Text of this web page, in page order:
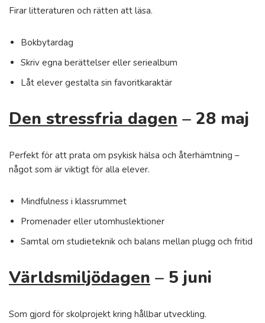
Firar litteraturen och rätten att läsa.
Bokbytardag
Skriv egna berättelser eller seriealbum
Låt elever gestalta sin favoritkaraktär
Den stressfria dagen – 28 maj
Perfekt för att prata om psykisk hälsa och återhämtning –
något som är viktigt för alla elever.
Mindfulness i klassrummet
Promenader eller utomhuslektioner
Samtal om studieteknik och balans mellan plugg och fritid
Världsmiljödagen – 5 juni
Som gjord för skolprojekt kring hållbar utveckling.